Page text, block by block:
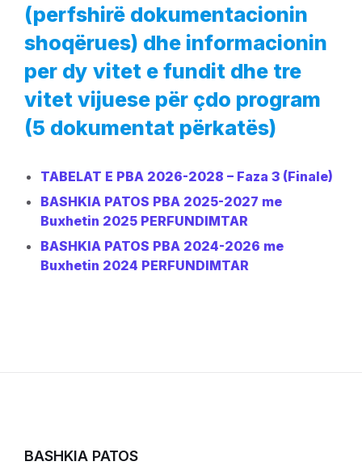
(perfshirë dokumentacionin
shoqërues) dhe informacionin
per dy vitet e fundit dhe tre
vitet vijuese për çdo program
(5 dokumentat përkatës)
TABELAT E PBA 2026-2028 – Faza 3 (Finale)
BASHKIA PATOS PBA 2025-2027 me
Buxhetin 2025 PERFUNDIMTAR
BASHKIA PATOS PBA 2024-2026 me
Buxhetin 2024 PERFUNDIMTAR
BASHKIA PATOS